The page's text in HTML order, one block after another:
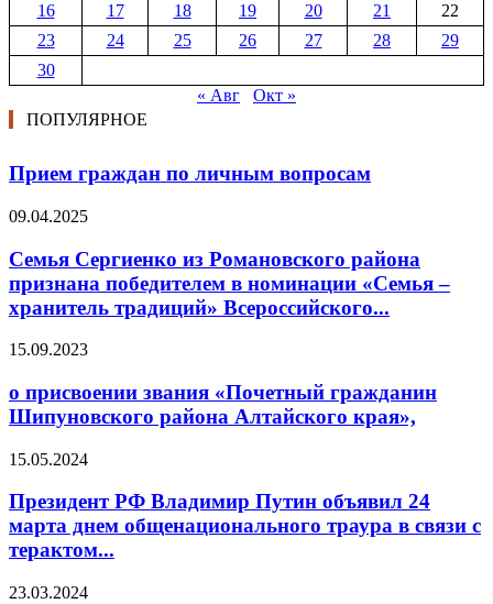
16
17 18 19 20 21
22
23
24 25 26 27 28
29
30
« Авг
Окт »
ПОПУЛЯРНОЕ
Прием граждан по личным вопросам
09.04.2025
Семья Сергиенко из Романовского района
признана победителем в номинации «Семья –
хранитель традиций» Всероссийского...
15.09.2023
о присвоении звания «Почетный гражданин
Шипуновского района Алтайского края»,
15.05.2024
Президент РФ Владимир Путин объявил 24
марта днем общенационального траура в связи с
терактом...
23.03.2024